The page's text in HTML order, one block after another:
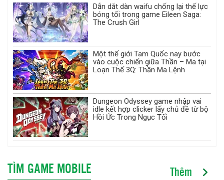
Dẫn dắt dàn waifu chống lại thế lực
bóng tối trong game Eileen Saga:
The Crush Girl
Một thế giới Tam Quốc nay bước
vào cuộc chiến giữa Thần – Ma tại
Loạn Thế 3Q: Thần Ma Lệnh
Dungeon Odyssey game nhập vai
idle kết hợp clicker lấy chủ đề từ bộ
Hồi Ức Trong Ngục Tối
TÌM GAME MOBILE Thêm